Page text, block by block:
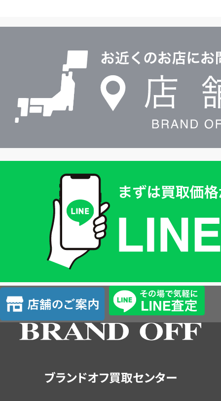
ル
査
定
店
舗
の
ブランドオフ買取センター